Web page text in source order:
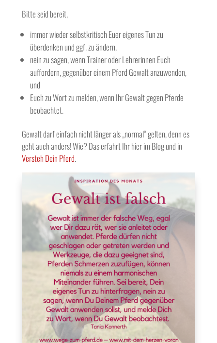
Bitte seid bereit,
immer wieder selbstkritisch Euer eigenes Tun zu
überdenken und ggf. zu ändern,
nein zu sagen, wenn Trainer oder Lehrerinnen Euch
auffordern, gegenüber einem Pferd Gewalt anzuwenden,
und
Euch zu Wort zu melden, wenn Ihr Gewalt gegen Pferde
beobachtet.
Gewalt darf einfach nicht länger als „normal“ gelten, denn es
geht auch anders! Wie? Das erfahrt Ihr hier im Blog und in
Versteh Dein Pferd.